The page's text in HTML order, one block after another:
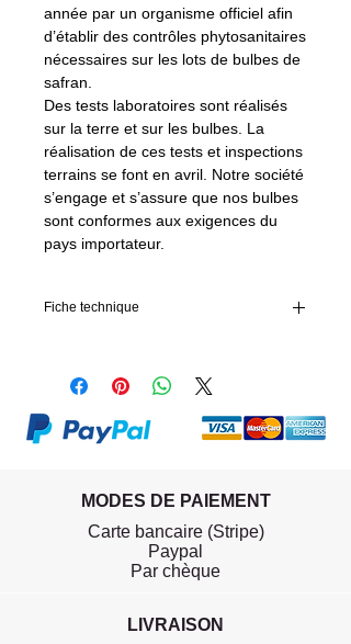
année par un organisme officiel afin
d’établir des contrôles phytosanitaires
nécessaires sur les lots de bulbes de
safran.
Des tests laboratoires sont réalisés
sur la terre et sur les bulbes. La
réalisation de ces tests et inspections
terrains se font en avril. Notre société
s’engage et s’assure que nos bulbes
sont conformes aux exigences du
pays importateur.
Fiche technique
bulbes
Qualité des bulbes
Classe 1,
biologique
MODES DE PAIEMENT
Carte bancaire (Stripe)
Paypal
Par chèque
LIVRAISON